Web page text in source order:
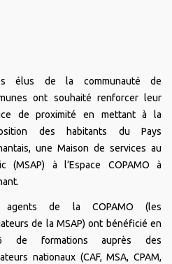
élus de la communauté de
ont souhaité renforcer leur
de proximité en mettant à la
des habitants du Pays
une Maison de services au
(MSAP) à l’Espace COPAMO à
agents de la COPAMO (les
de la MSAP) ont bénéficié en
de formations auprès des
nationaux (CAF, MSA, CPAM,